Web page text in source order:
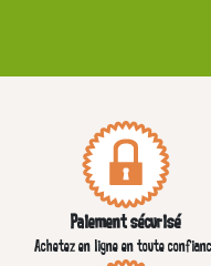
Paiement sécurisé
Achetez en ligne en toute